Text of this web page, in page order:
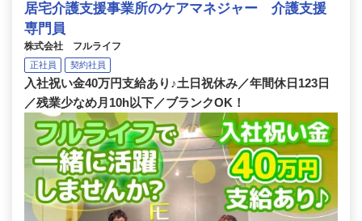
居宅介護支援事業所のケアマネジャー 介護支援
専門員
株式会社 フルライフ
正社員 契約社員
入社祝い金40万円支給あり♪土日祝休み／年間休日123日
／残業少なめ月10h以下／ブランクOK！